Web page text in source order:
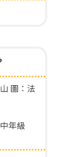
圖：法
年級